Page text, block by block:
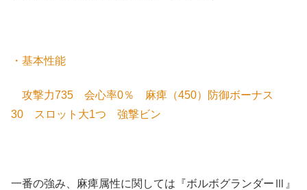
・基本性能
攻撃力735 会心率0％ 麻痺（450）防御ボーナス
30 スロット大1つ 強撃ビン
一番の強み、麻痺属性に関しては『ボルボグランダーⅢ』